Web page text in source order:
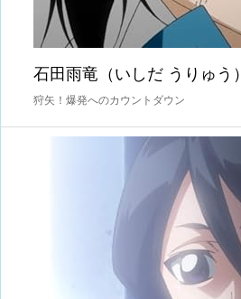
石田雨竜（いしだ うりゅう）
狩矢！爆発へのカウントダウン